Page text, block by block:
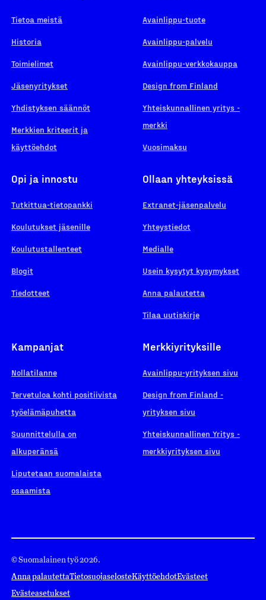
Tietoa meistä
Historia
Toimielimet
Jäsenyritykset
Yhdistyksen säännöt
Merkkien kriteerit ja
käyttöehdot
Avainlippu-tuote
Avainlippu-palvelu
Avainlippu-verkkokauppa
Design from Finland
Yhteiskunnallinen yritys -
merkki
Vuosimaksu
Opi ja innostu
Tutkittua-tietopankki
Koulutukset jäsenille
Koulutustallenteet
Blogit
Tiedotteet
Ollaan yhteyksissä
Extranet-jäsenpalvelu
Yhteystiedot
Medialle
Usein kysytyt kysymykset
Anna palautetta
Tilaa uutiskirje
Kampanjat
Nollatilanne
Tervetuloa kohti positiivista
työelämäpuhetta
Suunnittelulla on
alkuperänsä
Liputetaan suomalaista
osaamista
Merkkiyrityksille
Avainlippu-yrityksen sivu
Design from Finland -
yrityksen sivu
Yhteiskunnallinen Yritys -
merkkiyrityksen sivu
© Suomalainen työ 2026.
Anna palautettaTietosuojaselosteKäyttöehdotEvästeet
Evästeasetukset